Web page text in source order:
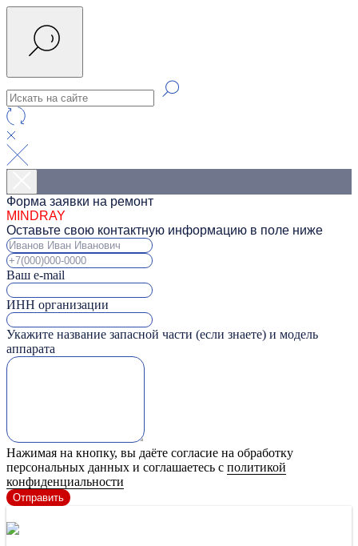
Форма заявки на ремонт
MINDRAY
Оставьте свою контактную информацию в поле ниже
Ваш e-mail
ИНН организации
Укажите название запасной части (если знаете) и модель
аппарата
Нажимая на кнопку, вы даёте согласие на обработку
персональных данных и соглашаетесь с политикой
конфиденциальности
Отправить